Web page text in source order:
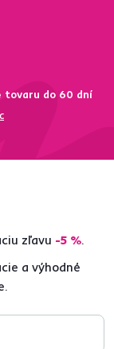
tovaru do 60 dní
zľavu -5 %.
a výhodné